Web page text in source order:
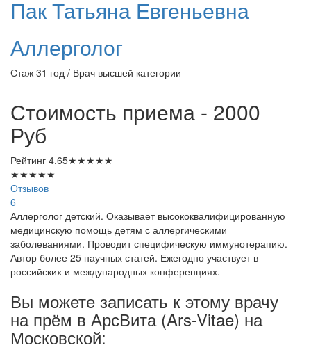
ПакТатьяна Евгеньевна
Аллерголог
Стаж 31 год / Врач высшей категории
Стоимость приема - 2000
Руб
Рейтинг 4.65★★★★★
★★★★★
Отзывов
6
Аллерголог детский. Оказывает высококвалифицированную
медицинскую помощь детям с аллергическими
заболеваниями. Проводит специфическую иммунотерапию.
Автор более 25 научных статей. Ежегодно участвует в
российских и международных конференциях.
Вы можете записать к этому врачу
на прём в АрсВита (Ars-Vitae) на
Московской: